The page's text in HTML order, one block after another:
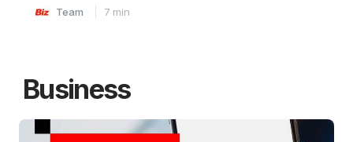
Team 7 min
Business